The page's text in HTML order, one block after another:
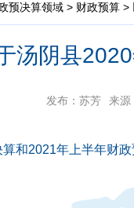
预决算领域 > 财政预算 >
汤阴县
发布：苏芳 来源
和2021年上半年财